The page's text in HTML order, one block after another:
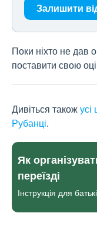
Залишити
Поки ніхто не дав
поставити свою
Дивіться також
Рубанці.
Як
переїзді
Інструкція для